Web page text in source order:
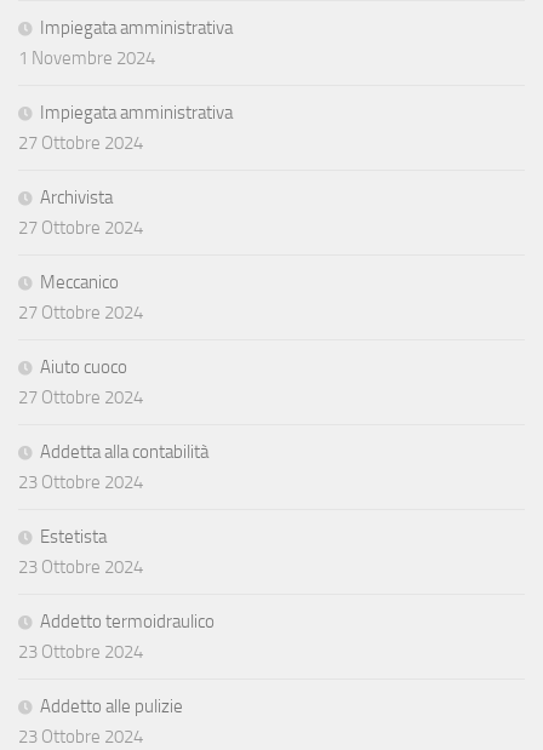
Impiegata amministrativa
1 Novembre 2024
Impiegata amministrativa
27 Ottobre 2024
Archivista
27 Ottobre 2024
Meccanico
27 Ottobre 2024
Aiuto cuoco
27 Ottobre 2024
Addetta alla contabilità
23 Ottobre 2024
Estetista
23 Ottobre 2024
Addetto termoidraulico
23 Ottobre 2024
Addetto alle pulizie
23 Ottobre 2024